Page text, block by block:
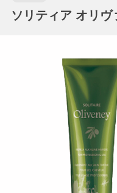
ソリティア オリヴ